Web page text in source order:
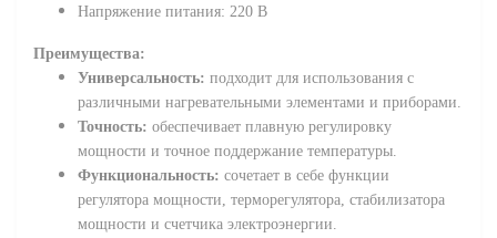
Напряжение питания: 220 В
Преимущества:
Универсальность: подходит для использования с
различными нагревательными элементами и приборами.
Точность: обеспечивает плавную регулировку
мощности и точное поддержание температуры.
Функциональность: сочетает в себе функции
регулятора мощности, терморегулятора, стабилизатора
мощности и счетчика электроэнергии.